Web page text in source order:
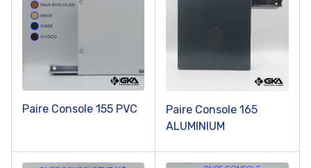
Paire Console 155 PVC
Paire Console 165
ALUMINIUM